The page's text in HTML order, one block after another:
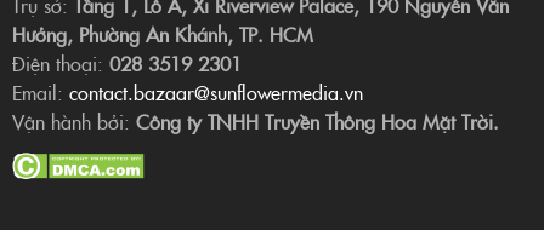
Hưởng, Phường An Khánh, TP. HCM
Điện thoại: 028 3519 2301
Email: contact.bazaar@sunflowermedia.vn
Vận hành bởi: Công ty TNHH Truyền Thông Hoa Mặt Trời.